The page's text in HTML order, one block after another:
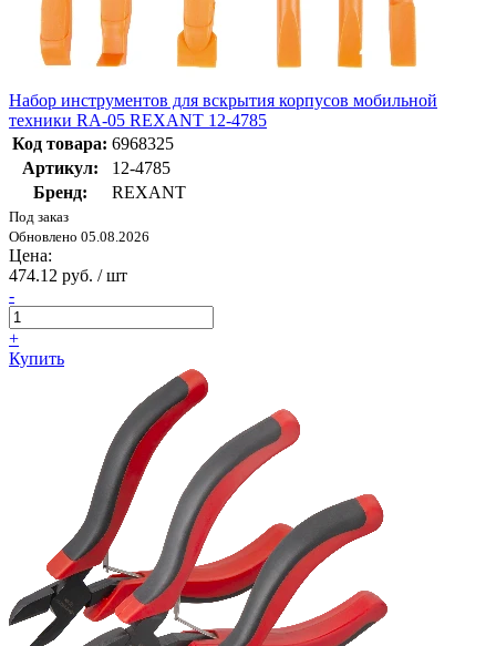
Набор инструментов для вскрытия корпусов мобильной
техники RA-05 REXANT 12-4785
Код товара: 6968325
Артикул:
12-4785
Бренд:
REXANT
Под заказ
Обновлено 05.08.2026
Цена:
474.12 руб. / шт
-
+
Купить